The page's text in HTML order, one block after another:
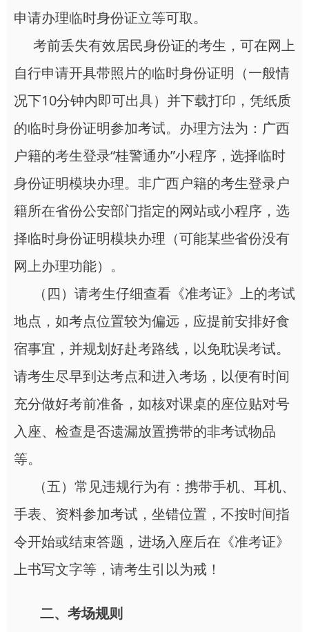
申请办理临时身份证立等可取。
考前丢失有效居民身份证的考生，可在网上
自行申请开具带照片的临时身份证明（一般情
况下10分钟内即可出具）并下载打印，凭纸质
的临时身份证明参加考试。办理方法为：广西
户籍的考生登录“桂警通办”小程序，选择临时
身份证明模块办理。非广西户籍的考生登录户
籍所在省份公安部门指定的网站或小程序，选
择临时身份证明模块办理（可能某些省份没有
网上办理功能）。
（四）请考生仔细查看《准考证》上的考试
地点，如考点位置较为偏远，应提前安排好食
宿事宜，并规划好赴考路线，以免耽误考试。
请考生尽早到达考点和进入考场，以便有时间
充分做好考前准备，如核对课桌的座位贴对号
入座、检查是否遗漏放置携带的非考试物品
等。
（五）常见违规行为有：携带手机、耳机、
手表、资料参加考试，坐错位置，不按时间指
令开始或结束答题，进场入座后在《准考证》
上书写文字等，请考生引以为戒！
二、考场规则